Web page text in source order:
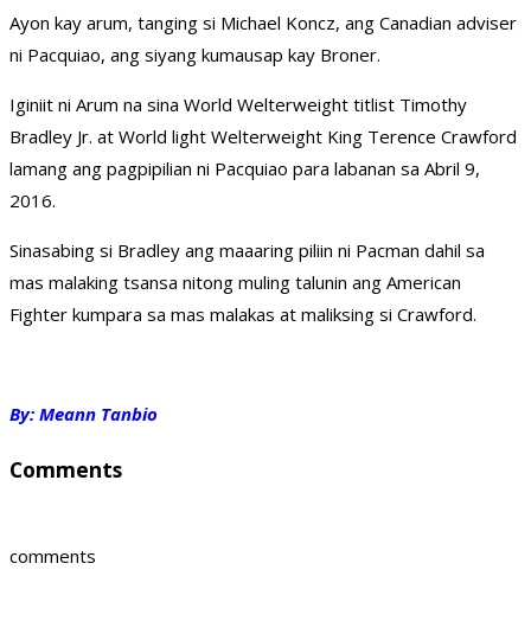
Ayon kay arum, ta­nging si Mi­chael Koncz, ang Canadian adviser
ni Pacquiao, ang siyang kuma­usap kay Broner.
Iginiit ni Arum na sina World Welterweight titlist Timothy
Bradley Jr. at World light Welterweight King Terence Crawford
lamang ang pagpipilian ni Pacquiao para labanan sa Abril 9,
2016.
Sinasabing si Bradley ang maaaring piliin ni Pacman dahil sa
mas malaking tsansa nitong muling talunin ang American
Fighter kumpara sa mas malakas at maliksing si Crawford.
By: Meann Tanbio
Comments
comments